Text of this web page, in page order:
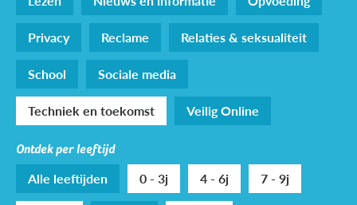
Privacy
Reclame
Relaties & seksualiteit
School
Sociale media
Techniek en toekomst
Veilig Online
Ontdek per leeftijd
Alle leeftijden 0 - 3j 4 - 6j
7 - 9j